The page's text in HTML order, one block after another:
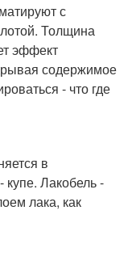
с
Толщина
эффект
содержимое
- что где
в
Лакобель -
лака, как